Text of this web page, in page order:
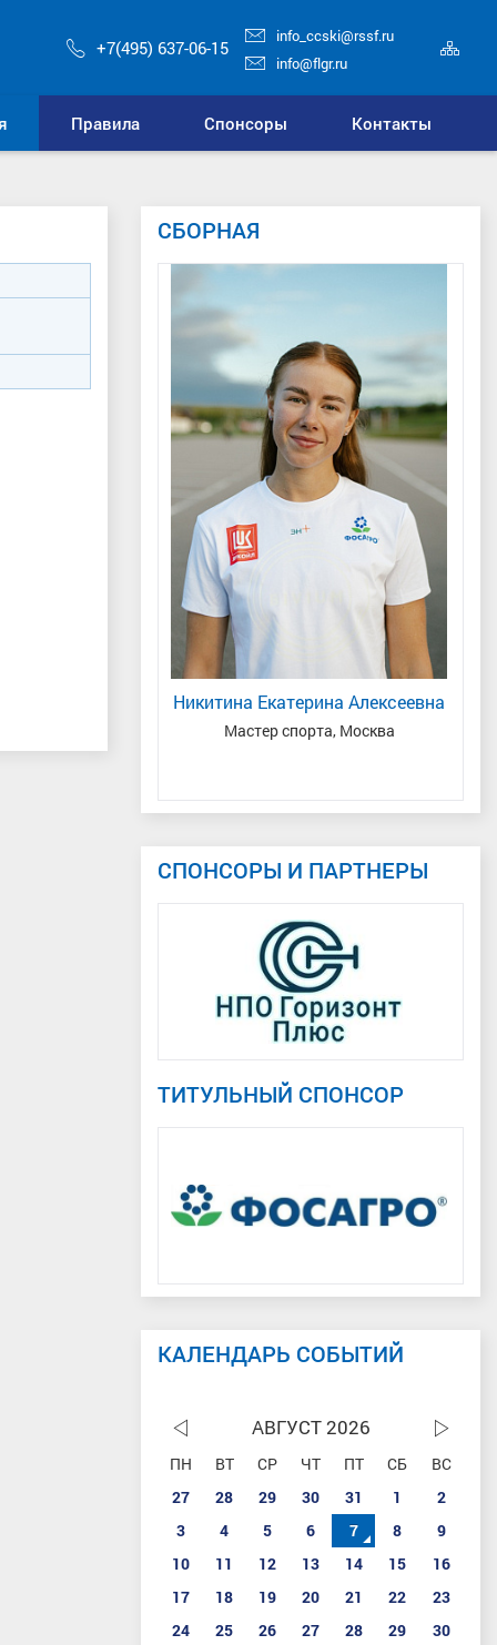
+7(495) 637-06-15
info_ccski@rssf.ru
info@flgr.ru
Правила Спонсоры Контакты
СБОРНАЯ
Никитина Екатерина Алексеевна
Мастер спорта, Москва
СПОНСОРЫ И ПАРТНЕРЫ
ТИТУЛЬНЫЙ СПОНСОР
КАЛЕНДАРЬ СОБЫТИЙ
АВГУСТ 2026
ПН ВТ СР ЧТ ПТ СБ
ВС
27
28 29 30 31 1
2
3
4 5 6 7 8
9
10
11 12 13 14 15
16
17
18 19 20 21 22
23
24
25 26 27 28 29
30